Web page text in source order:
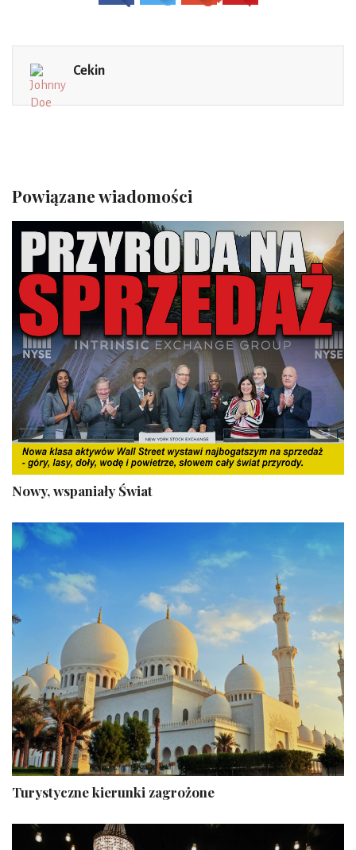
Cekin
Powiązane wiadomości
Nowy, wspaniały Świat
Turystyczne kierunki zagrożone